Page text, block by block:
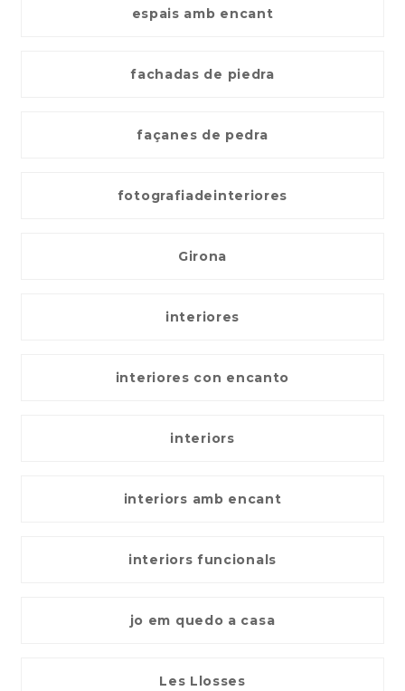
espais amb encant
fachadas de piedra
façanes de pedra
fotografiadeinteriores
Girona
interiores
interiores con encanto
interiors
interiors amb encant
interiors funcionals
jo em quedo a casa
Les Llosses